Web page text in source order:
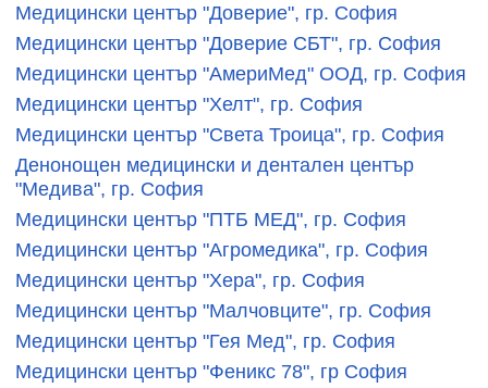
Медицински център "Доверие", гр. София
Медицински център "Доверие СБТ", гр. София
Медицински център "АмериМед" ООД, гр. София
Медицински център "Хелт", гр. София
Медицински център "Света Троица", гр. София
Денонощен медицински и дентален център
"Медива", гр. София
Медицински център "ПТБ МЕД", гр. София
Медицински център "Агромедика", гр. София
Медицински център "Хера", гр. София
Медицински център "Малчовците", гр. София
Медицински център "Гея Мед", гр. София
Медицински център "Феникс 78", гр София